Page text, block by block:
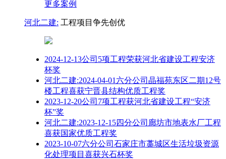
更多案例
河北二建: 工程项目争先创优
2024-12-13公司5项工程荣获河北省建设工程安济
杯奖
河北二建:2024-04-01六分公司晶福苑东区二期12号
楼工程喜获宁晋县结构优质工程奖
2023-12-20公司7项工程获河北省建设工程“安济
杯”奖
河北二建:2023-12-15四分公司廊坊市地表水厂工程
喜获国家优质工程奖
2023-10-07六分公司石家庄市藁城区生活垃圾资源
化处理项目喜获兴石杯奖